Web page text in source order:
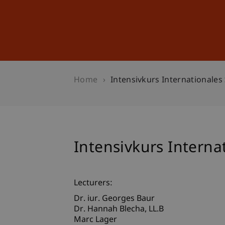
Home Intensivkurs
Intensivkurs
Lecturers:
Dr. iur. Georges Baur
Dr. Hannah Blecha LL.B
Marc Lager